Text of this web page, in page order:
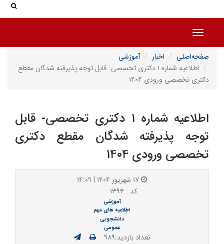
Toggle navigation
صفحه‌اصلی اخبار
آموزشی
اطلاعیه شماره ۱ دکتری تخصصی- قابل توجه پذیرفته شدگان مقطع
دکتری تخصصی ورودی ۱۴۰۴
اطلاعیه شماره ۱ دکتری تخصصی- قابل
توجه پذیرفته شدگان مقطع دکتری
تخصصی ورودی ۱۴۰۴
کد : ۱۳۹۴
آموزشی
اطلاعیه های مهم
دانشجویی
عمومی
تعداد بازدید:۹۸۹